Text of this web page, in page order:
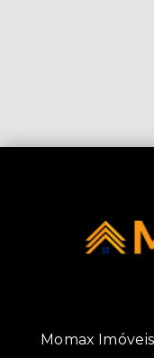
Momax Imóveis